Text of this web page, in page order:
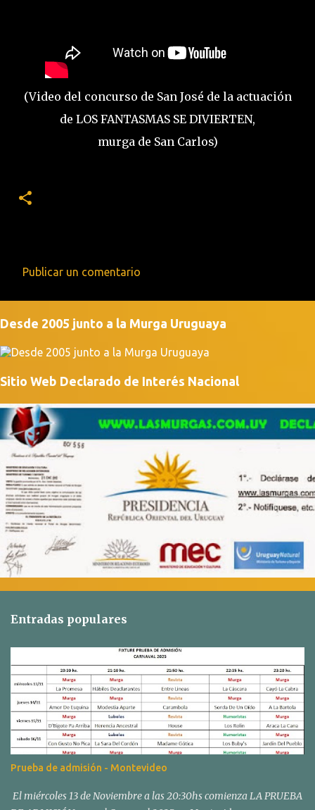
(Video del concurso de San José de la actuación
de LOS FANTASMAS SE DIVIERTEN,
murga de San Carlos)
m
e
t
a
r
i
o
s
Publicar un comentario
Desde 2005 junto a la Murga Uruguaya
Sitio Web Declarado de Interés Nacional
Entradas populares
Prueba de admisión - Montevideo
El miércoles 13 de Noviembre a las 20:30hs comienza LA PRUEBA